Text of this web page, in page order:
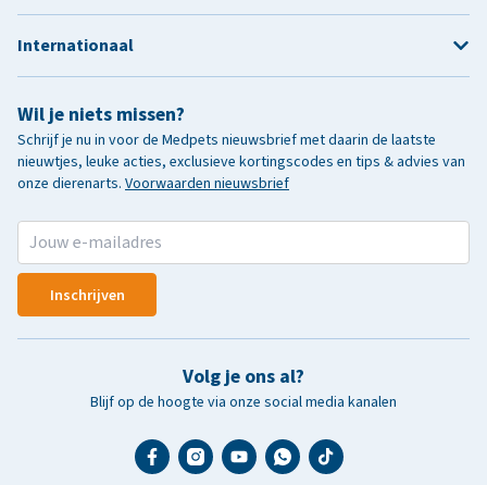
Wil je niets missen?
Schrijf je nu in voor de Medpets nieuwsbrief met daarin de laatste
nieuwtjes, leuke acties, exclusieve kortingscodes en tips & advies van
onze dierenarts. Voorwaarden nieuwsbrief
Inschrijven
Volg je ons al?
Blijf op de hoogte via onze social media kanalen
Internationaal